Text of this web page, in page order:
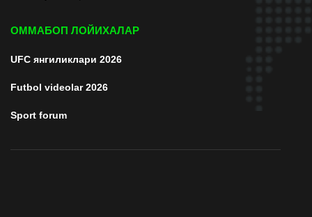
ОММАБОП ЛОЙИХАЛАР
UFC янгиликлари 2026
Futbol videolar 2026
Sport forum